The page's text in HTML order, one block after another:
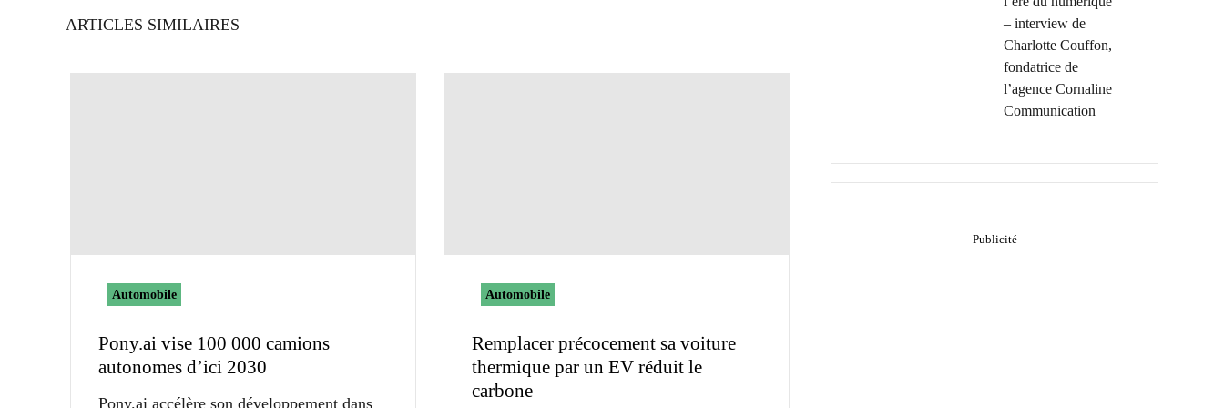
ARTICLES SIMILAIRES
Automobile
Pony.ai vise 100 000 camions
autonomes d’ici 2030
Pony.ai accélère son développement dans
Automobile
Remplacer précocement sa voiture
thermique par un EV réduit le
carbone
– interview de
Charlotte Couffon,
fondatrice de
l’agence Cornaline
Communication